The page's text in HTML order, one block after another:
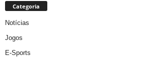
Categoria
Notícias
Jogos
E-Sports